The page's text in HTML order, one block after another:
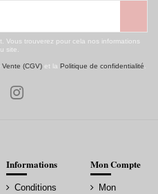
Vous trouverez pour cela nos informations
site.
(CGV)et la Politique de confidentialité
Informations
Conditions
Mon Compte
Mon